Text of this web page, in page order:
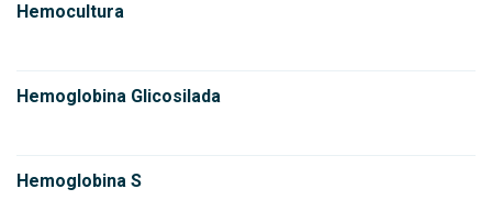
Hemocultura
Hemoglobina Glicosilada
Hemoglobina S